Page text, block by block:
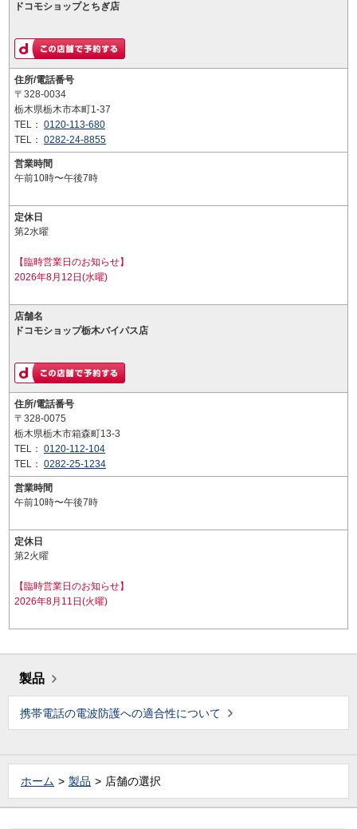
ドコモショップとちぎ店
住所/電話番号
〒328-0034
栃木県栃木市本町1-37
TEL： 0120-113-680
TEL： 0282-24-8855
営業時間
午前10時〜午後7時
定休日
第2水曜
【臨時営業日のお知らせ】
2026年8月12日(水曜)
店舗名
ドコモショップ栃木バイパス店
住所/電話番号
〒328-0075
栃木県栃木市箱森町13-3
TEL： 0120-112-104
TEL： 0282-25-1234
営業時間
午前10時〜午後7時
定休日
第2火曜
【臨時営業日のお知らせ】
2026年8月11日(火曜)
製品
携帯電話の電波防護への適合性について
ホーム 製品 店舗の選択